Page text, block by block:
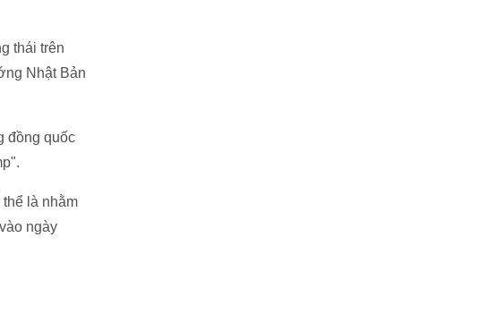
thái trên
Nhật Bản
đồng quốc
là nhằm
ngày